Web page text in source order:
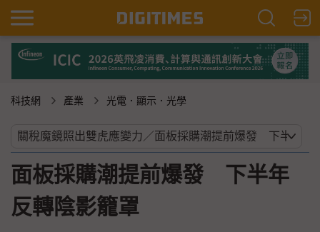
科技網 產業 光電．顯示．光學
面板採購潮提前爆發 下半年
反轉陰影籠罩